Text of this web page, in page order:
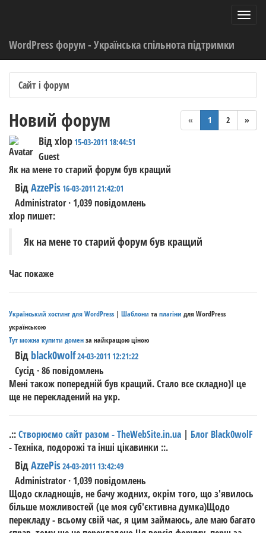
WordPress форум - Українська спільнота підтримки
Сайт і форум
« 1 (current)
2 »
Новий форум
Від xlop 15-03-2011 18:44:51
Guest
Як на мене то старий форум був кращий
ВідAzzePis 16-03-2011 21:42:01
Administrator · 1,039 повідомлень
xlop пишет:
Як на мене то старий форум був кращий
Час покаже
Український хостинг для WordPress | Шаблони та плагіни для WordPress
українською
Тут можна купити доменза найкращою ціною
Відblack0wolf24-03-2011 12:21:22
Сусід · 86 повідомлень
Мені також попередній був кращий. Стало все складно)І це
ще не перекладений на укр.
.::Створюємо сайт разом - TheWebSite.in.ua | Блог Black0wolF
- Техніка, подорожі та інші цікавинки ::.
ВідAzzePis24-03-2011 13:42:49
Administrator · 1,039 повідомлень
Щодо складнощів, не бачу жодних, окрім того, що з'явилось
більше можливостей (це моя суб'єктивна думка)Щодо
перекладу - всьому свій час, я цим займаюсь, але маю багато